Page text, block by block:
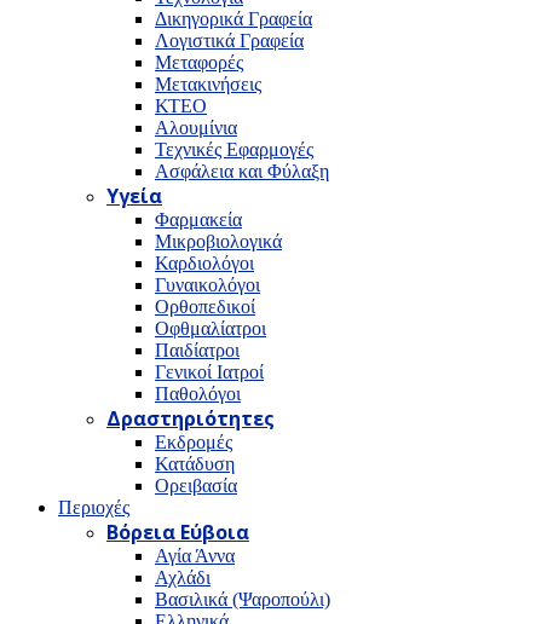
Δικηγορικά Γραφεία
Λογιστικά Γραφεία
Μεταφορές
Μετακινήσεις
ΚΤΕΟ
Αλουμίνια
Τεχνικές Εφαρμογές
Ασφάλεια και Φύλαξη
Υγεία
Φαρμακεία
Μικροβιολογικά
Καρδιολόγοι
Γυναικολόγοι
Ορθοπεδικοί
Οφθμαλίατροι
Παιδίατροι
Γενικοί Ιατροί
Παθολόγοι
Δραστηριότητες
Εκδρομές
Κατάδυση
Ορειβασία
Περιοχές
Βόρεια Εύβοια
Αγία Άννα
Αχλάδι
Βασιλικά (Ψαροπούλι)